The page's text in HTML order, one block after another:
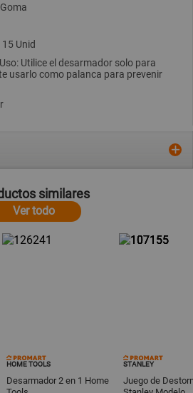
Unid
Utilice el desarmador solo para
usarlo como palanca para prevenir
similares
Ver todo
HOME TOOLS
Desarmador 2 en 1 Home
STANLEY
Juego de